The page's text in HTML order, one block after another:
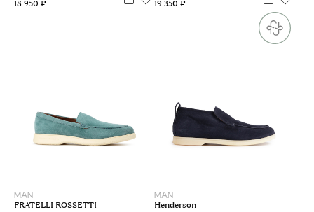
18 950 ₽
19 350 ₽
MAN
FRATELLI ROSSETTI
MAN
Henderson